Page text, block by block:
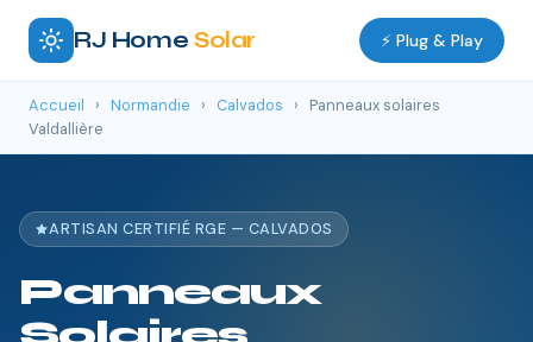
RJ Home Solar ⚡ Plug & Play
Accueil › Normandie › Calvados ›
Panneaux solaires
Valdallière
ARTISAN CERTIFIÉ RGE — CALVADOS
Panneaux